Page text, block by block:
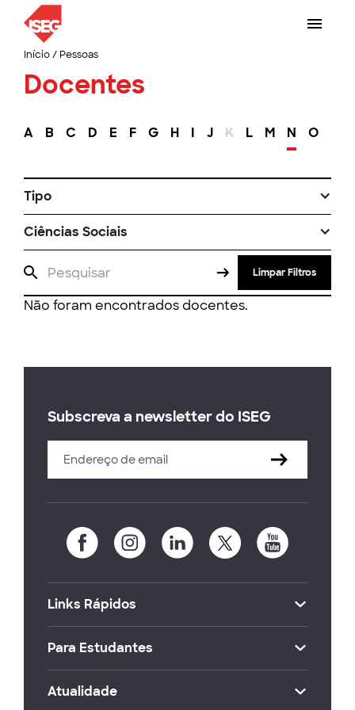
Início/ Pessoas
Docentes
A B C D E F G H I J K L M N O
Tipo
Ciências Sociais
Limpar Filtros
Não foram encontrados docentes.
Subscreva a newsletter do ISEG
Links Rápidos
Para Estudantes
Atualidade